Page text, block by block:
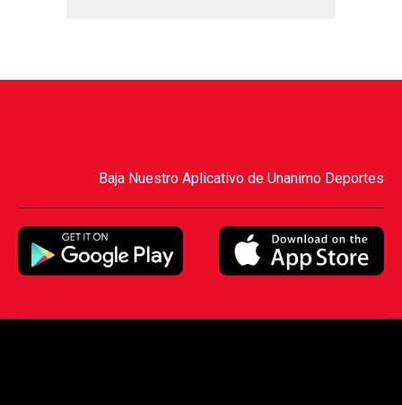
Baja Nuestro Aplicativo de Unanimo Deportes